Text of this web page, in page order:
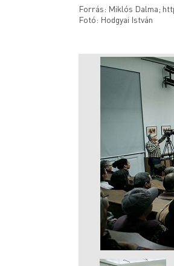
Forrás: Miklós Dalma;
Fotó: Hodgyai István